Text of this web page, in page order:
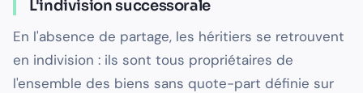
L'indivision successorale
En l'absence de partage, les héritiers se retrouvent
en indivision : ils sont tous propriétaires de
l'ensemble des biens sans quote-part définie sur